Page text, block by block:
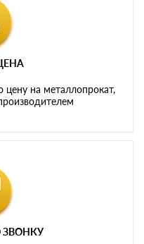
на металлопрокат,
ЗВОНКУ